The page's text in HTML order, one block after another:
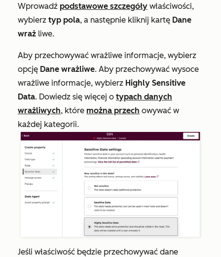
Wprowadź podstawowe szczegóły właściwości,
wybierz typ pola, a następnie kliknij kartę Dane
wraż liwe.
Aby przechowywać wrażliwe informacje, wybierz
opcję Dane wrażliwe. Aby przechowywać wysoce
wrażliwe informacje, wybierz Highly Sensitive
Data. Dowiedz się więcej o typach danych
wrażliwych, które można przech owywać w
każdej kategorii.
Jeśli właściwość będzie przechowywać dane